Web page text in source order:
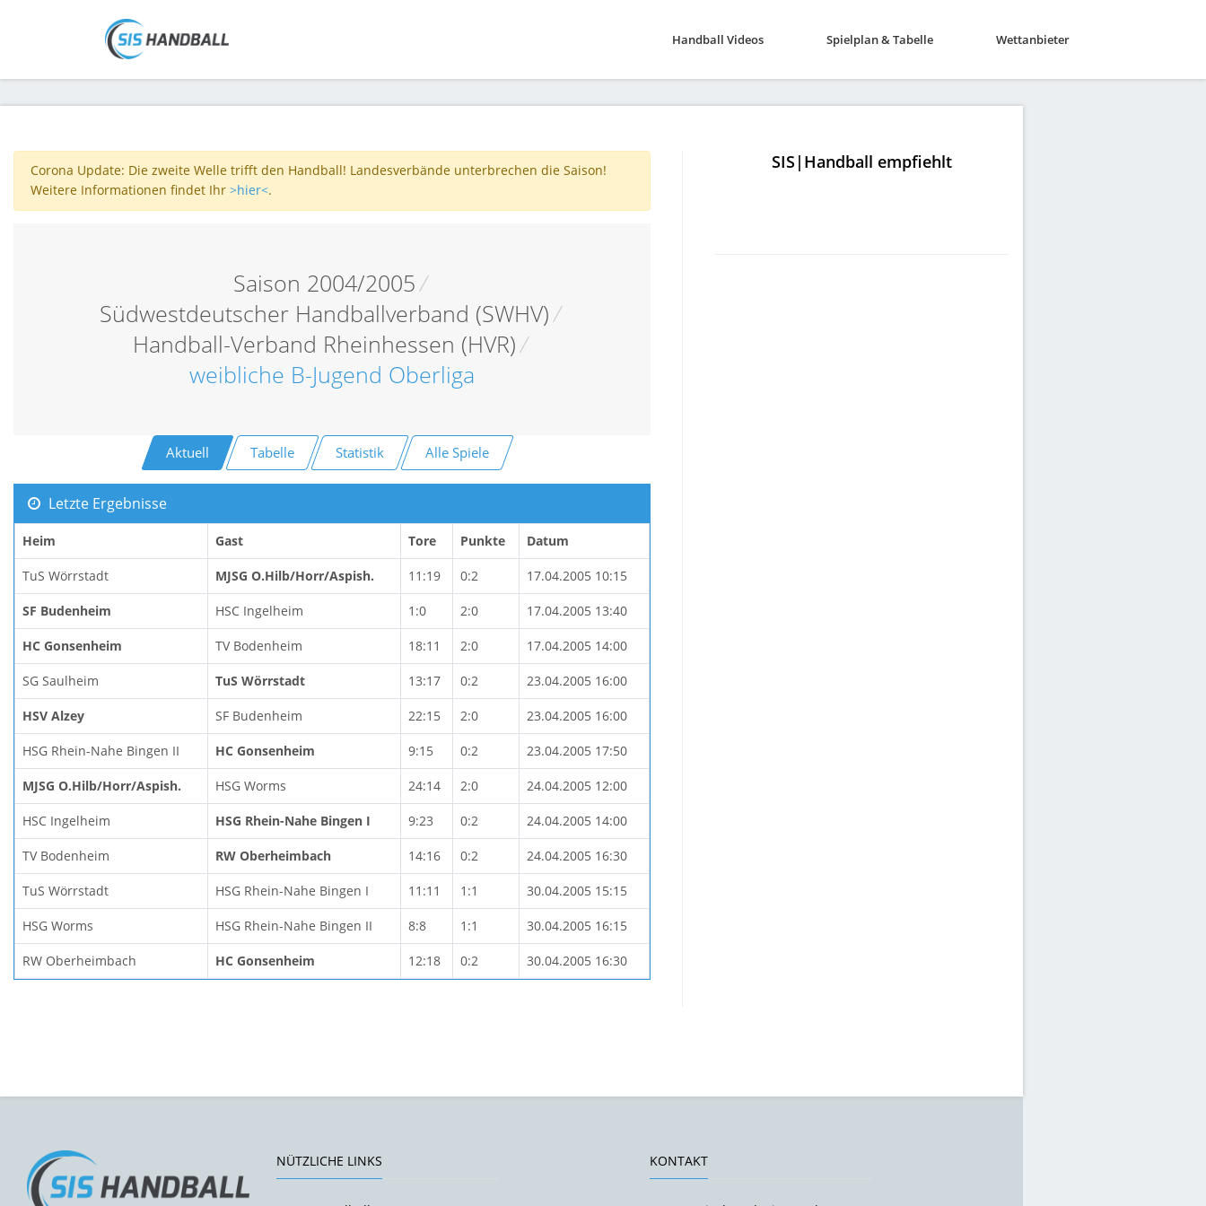
Handball Videos Spielplan & Tabelle Wettanbieter
Corona Update: Die zweite Welle trifft den Handball! Landesverbände unterbrechen die Saison!
Weitere Informationen findet Ihr >hier<.
Saison 2004/2005/
Südwestdeutscher Handballverband (SWHV)/
Handball-Verband Rheinhessen (HVR)/
weibliche B-Jugend Oberliga
Aktuell Tabelle Statistik Alle Spiele
Letzte Ergebnisse
Heim Gast Tore Punkte Datum
TuS Wörrstadt MJSG O.Hilb/Horr/Aspish. 11:19 0:2 17.04.2005 10:15
SF Budenheim HSC Ingelheim 1:0 2:0 17.04.2005 13:40
HC Gonsenheim TV Bodenheim 18:11 2:0 17.04.2005 14:00
SG Saulheim TuS Wörrstadt 13:17 0:2 23.04.2005 16:00
HSV Alzey SF Budenheim 22:15 2:0 23.04.2005 16:00
HSG Rhein-Nahe Bingen II HC Gonsenheim 9:15 0:2 23.04.2005 17:50
MJSG O.Hilb/Horr/Aspish. HSG Worms 24:14 2:0 24.04.2005 12:00
HSC Ingelheim HSG Rhein-Nahe Bingen I 9:23 0:2 24.04.2005 14:00
TV Bodenheim RW Oberheimbach 14:16 0:2 24.04.2005 16:30
TuS Wörrstadt HSG Rhein-Nahe Bingen I 11:11 1:1 30.04.2005 15:15
HSG Worms HSG Rhein-Nahe Bingen II 8:8 1:1 30.04.2005 16:15
RW Oberheimbach HC Gonsenheim 12:18 0:2 30.04.2005 16:30
SIS|Handball empfiehlt
NÜTZLICHE LINKS KONTAKT